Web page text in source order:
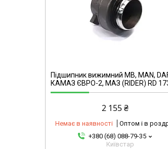
Підшипник вижимний МВ, MAN,
КАМАЗ ЄВРО-2, МАЗ (RIDER) RD
2 155 ₴
Немає в наявності
Оптом і в
+380 (68) 088-79-35
Київстар